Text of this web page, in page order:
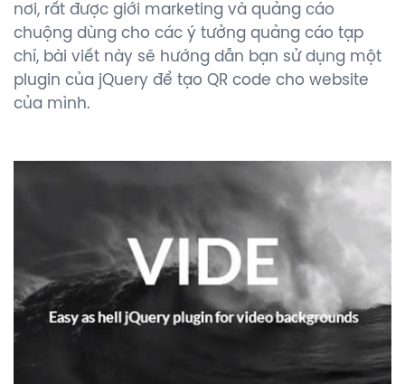
nơi, rất được giới marketing và quảng cáo
chuộng dùng cho các ý tưởng quảng cáo tạp
chí, bài viết này sẽ hướng dẫn bạn sử dụng một
plugin của jQuery để tạo QR code cho website
của mình.